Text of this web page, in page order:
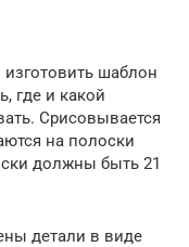
шаблон
где и какой
Срисовывается
на полоски
должны быть 21
детали в виде